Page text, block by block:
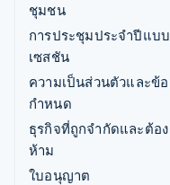
ชุมชน
การประชุมประจำปีแบบ
เซสชัน
ความเป็นส่วนตัวและข้อ
กำหนด
ธุรกิจที่ถูกจำกัดและต้อง
ห้าม
ใบอนุญาต